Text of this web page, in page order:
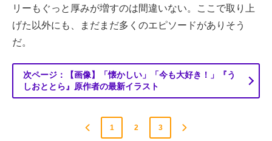
リーもぐっと厚みが増すのは間違いない。ここで取り上
げた以外にも、まだまだ多くのエピソードがありそう
だ。
次ページ：【画像】「懐かしい」「今も大好き！」『う
しおととら』原作者の最新イラスト
1 2 3